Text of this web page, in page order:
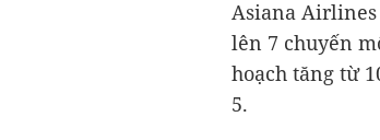
Asiana
lên 7 chuyến
hoạch tăng từ
5.